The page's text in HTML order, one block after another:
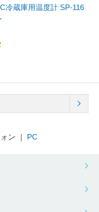
冷蔵庫用温度計 SP-116
ン ｜ PC